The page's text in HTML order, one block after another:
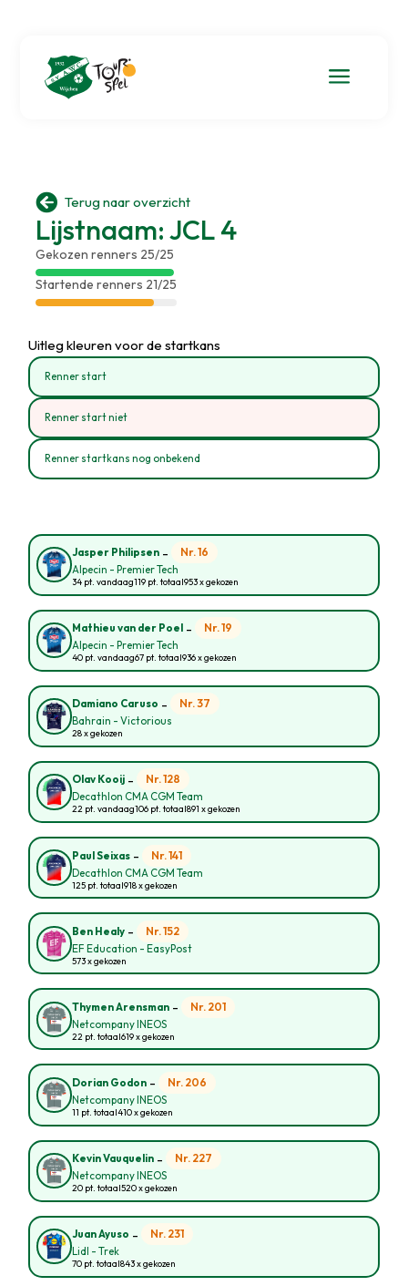
a
 Terug naar overzicht
Lijstnaam: JCL 4
Gekozen renners 25/25
Startende renners 21/25
Uitleg kleuren voor de startkans
Renner start
Renner start niet
Renner startkans nog onbekend
Jasper Philipsen - Nr. 16
Alpecin - Premier Tech
34 pt. vandaag119 pt. totaal953 x gekozen
Mathieu van der Poel - Nr. 19
Alpecin - Premier Tech
40 pt. vandaag67 pt. totaal936 x gekozen
Damiano Caruso - Nr. 37
Bahrain - Victorious
28 x gekozen
Olav Kooij - Nr. 128
Decathlon CMA CGM Team
22 pt. vandaag106 pt. totaal891 x gekozen
Paul Seixas - Nr. 141
Decathlon CMA CGM Team
125 pt. totaal918 x gekozen
Ben Healy - Nr. 152
EF Education - EasyPost
573 x gekozen
Thymen Arensman - Nr. 201
Netcompany INEOS
22 pt. totaal619 x gekozen
Dorian Godon - Nr. 206
Netcompany INEOS
11 pt. totaal410 x gekozen
Kevin Vauquelin - Nr. 227
Netcompany INEOS
20 pt. totaal520 x gekozen
Juan Ayuso - Nr. 231
Lidl - Trek
70 pt. totaal843 x gekozen